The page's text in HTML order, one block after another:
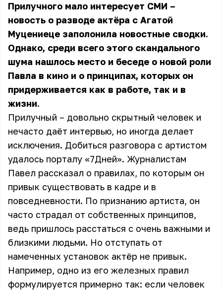
Прилучного мало интересует СМИ –
новость о разводе актёра с Агатой
Муцениеце заполонила новостные сводки.
Однако, среди всего этого скандального
шума нашлось место и беседе о новой роли
Павла в кино и о принципах, которых он
придерживается как в работе, так и в
жизни.
Прилучный – довольно скрытный человек и
нечасто даёт интервью, но иногда делает
исключения. Добиться разговора с артистом
удалось порталу «7Дней». Журналистам
Павел рассказал о правилах, по которым он
привык существовать в кадре и в
повседневности. По признанию артиста, он
часто страдал от собственных принципов,
ведь пришлось расстаться с очень важными и
близкими людьми. Но отступать от
намеченных установок актёр не привык.
Например, одно из его железных правил
формулируется примерно так: если человек